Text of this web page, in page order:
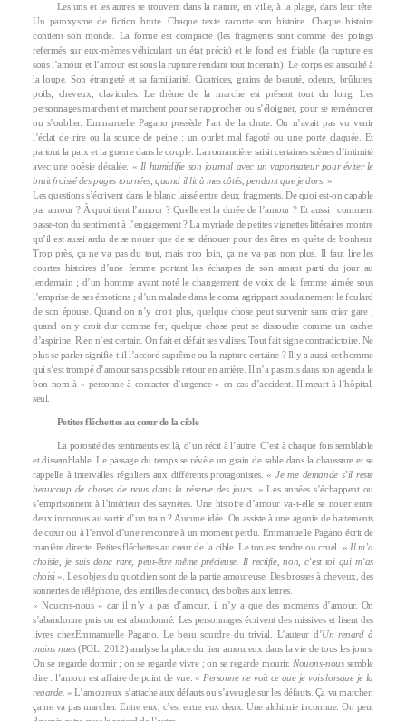
Les uns et les autres se trouvent dans la nature, en ville, à la plage, dans leur tête.
Un paroxysme de fiction brute. Chaque texte raconte son histoire. Chaque histoire
contient son monde. La forme est compacte (les fragments sont comme des poings
refermés sur eux-mêmes véhiculant un état précis) et le fond est friable (la rupture est
sous l’amour et l’amour est sous la rupture rendant tout incertain). Le corps est ausculté à
la loupe. Son étrangeté et sa familiarité. Cicatrices, grains de beauté, odeurs, brûlures,
poils, cheveux, clavicules. Le thème de la marche est présent tout du long. Les
personnages marchent et marchent pour se rapprocher ou s’éloigner, pour se remémorer
ou s’oublier. Emmanuelle Pagano possède l’art de la chute. On n’avait pas vu venir
l’éclat de rire ou la source de peine : un ourlet mal fagoté ou une porte claquée. Et
partout la paix et la guerre dans le couple. La romancière saisit certaines scènes d’intimité
avec une poésie décalée. « Il humidifie son journal avec un vaporisateur pour éviter le
bruit froissé des pages tournées, quand il lit à mes côtés, pendant que je dors. »
Les questions s’écrivent dans le blanc laissé entre deux fragments. De quoi est-on capable
par amour ? À quoi tient l’amour ? Quelle est la durée de l’amour ? Et aussi : comment
passe-ton du sentiment à l’engagement ? La myriade de petites vignettes littéraires montre
qu’il est aussi ardu de se nouer que de se dénouer pour des êtres en quête de bonheur.
Trop près, ça ne va pas du tout, mais trop loin, ça ne va pas non plus. Il faut lire les
courtes histoires d’une femme portant les écharpes de son amant parti du jour au
lendemain ; d’un homme ayant noté le changement de voix de la femme aimée sous
l’emprise de ses émotions ; d’un malade dans le coma agrippant soudainement le foulard
de son épouse. Quand on n’y croit plus, quelque chose peut survenir sans crier gare ;
quand on y croit dur comme fer, quelque chose peut se dissoudre comme un cachet
d’aspirine. Rien n’est certain. On fait et défait ses valises. Tout fait signe contradictoire. Ne
plus se parler signifie-t-il l’accord suprême ou la rupture certaine ? Il y a aussi cet homme
qui s’est trompé d’amour sans possible retour en arrière. Il n’a pas mis dans son agenda le
bon nom à « personne à contacter d’urgence » en cas d’accident. Il meurt à l’hôpital,
seul.
Petites fléchettes au cœur de la cible
La porosité des sentiments est là, d’un récit à l’autre. C’est à chaque fois semblable
et dissemblable. Le passage du temps se révèle un grain de sable dans la chaussure et se
rappelle à intervalles réguliers aux différents protagonistes. «Je me demande s’il reste
beaucoup de choses de nous dans la réserve des jours.
» Les années s’échappent ou
s’emprisonnent à l’intérieur des saynètes. Une histoire d’amour va-t-elle se nouer entre
deux inconnus au sortir d’un train ? Aucune idée. On assiste à une agonie de battements
de cœur ou à l’envol d’une rencontre à un moment perdu. Emmanuelle Pagano écrit de
manière directe. Petites fléchettes au cœur de la cible. Le ton est tendre ou cruel. « Il m’a
choisie, je suis donc rare, peut-être même précieuse. Il rectifie, non, c’est toi qui m’as
choisi». Les objets du quotidien sont de la partie amoureuse. Des brosses à cheveux, des
sonneries de téléphone, des lentilles de contact, des boîtes aux lettres.
« Nouons-nous » car il n’y a pas d’amour, il n’y a que des moments d’amour. On
s’abandonne puis on est abandonné. Les personnages écrivent des missives et lisent des
livres chezEmmanuelle Pagano. Le beau sourdre du trivial. L’auteur d’Un renard à
mains nues(POL, 2012) analyse la place du lien amoureux dans la vie de tous les jours.
On se regarde dormir ; on se regarde vivre ; on se regarde mourir. Nouons-noussemble
dire : l’amour est affaire de point de vue. « Personne ne voit ce que je vois lorsque je la
regarde. » L’amoureux s’attache aux défauts ou s’aveugle sur les défauts. Ça va marcher,
ça ne va pas marcher. Entre eux, c’est entre eux deux. Une alchimie inconnue. On peut